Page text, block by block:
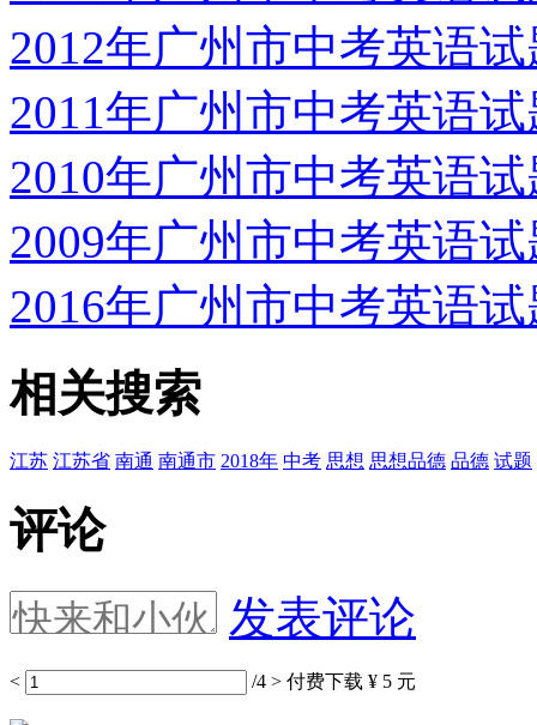
2012年广州市中考英语
2011年广州市中考英语
2010年广州市中考英语
2009年广州市中考英语
2016年广州市中考英语
相关搜索
江苏 江苏省 南通 南通市 2018年 中考 思想 思想品德 品德 试题
评论
发表评论
< /4 > 付费下载 ¥ 5 元